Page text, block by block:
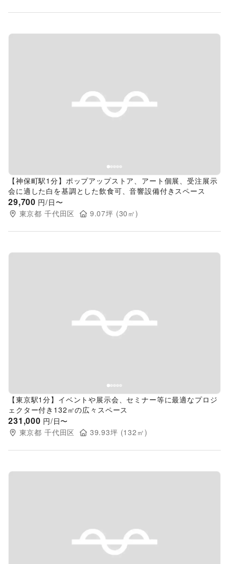
Previous slide
【神保町駅1分】ポップアップストア、アート個展、受注展示
会に適した白を基調とした飲食可、音響設備付きスペース
29,700 円/日〜
東京都 千代田区 9.07坪 (30 ㎡)
Previous slide
【東京駅1分】イベントや展示会、セミナー等に最適なプロジ
ェクター付き132㎡の広々スペース
231,000 円/日〜
東京都 千代田区 39.93坪 (132 ㎡)
Previous slide